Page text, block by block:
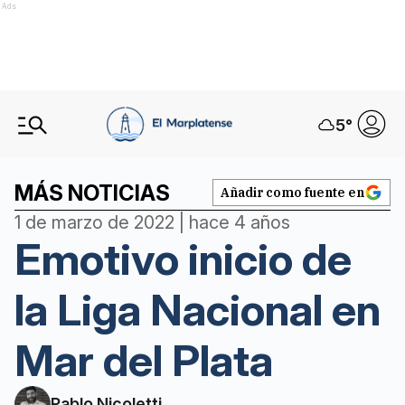
Ads
5°
MÁS NOTICIAS Añadir como fuente en
1 de marzo de 2022 | hace 4 años
Emotivo inicio de
la Liga Nacional en
Mar del Plata